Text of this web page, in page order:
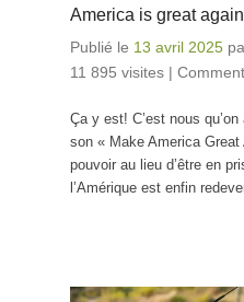
America is great
Publié le 13 avril 2025
11 895 visites |
Ça y est! C’est nous
son « Make America
pouvoir au lieu d’être en
l’Amérique est enfin